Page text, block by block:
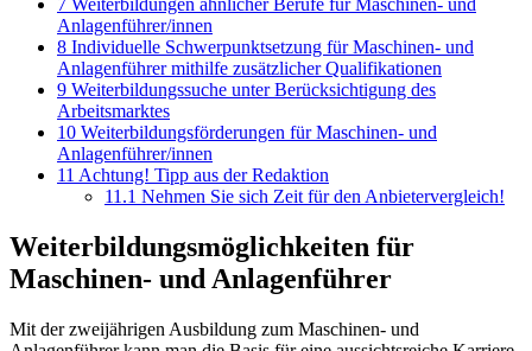
Anlagenführer/innen
8 Individuelle Schwerpunktsetzung für Maschinen- und
Anlagenführer mithilfe zusätzlicher Qualifikationen
9 Weiterbildungssuche unter Berücksichtigung des
Arbeitsmarktes
10 Weiterbildungsförderungen für Maschinen- und
Anlagenführer/innen
11 Achtung! Tipp aus der Redaktion
11.1 Nehmen Sie sich Zeit für den Anbietervergleich!
Weiterbildungsmöglichkeiten für
Maschinen- und Anlagenführer
Mit der zweijährigen Ausbildung zum Maschinen- und